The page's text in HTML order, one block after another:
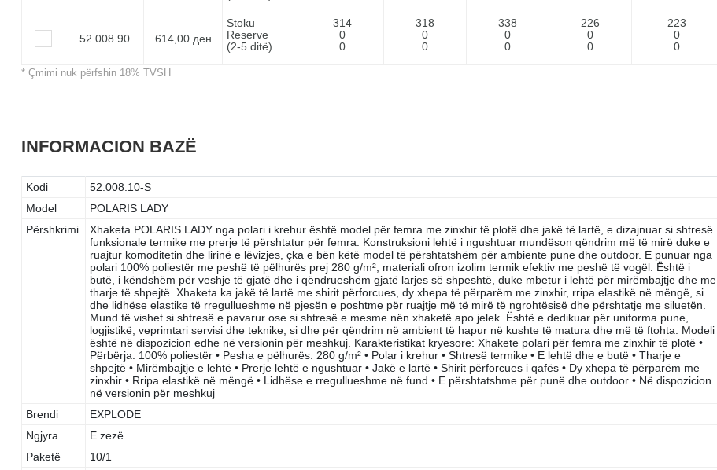
52.008.90 614,00 ден
Stoku
Reserve
(2-5 ditë)
314
0
0
318
0
0
338
0
0
226
0
0
223
0
0
* Çmimi nuk përfshin 18% TVSH
INFORMACION BAZË
Kodi
52.008.10-S
Model
POLARIS LADY
Përshkrimi
Xhaketa POLARIS LADY nga polari i krehur është model për femra me zinxhir të plotë dhe jakë të lartë, e dizajnuar si shtresë
funksionale termike me prerje të përshtatur për femra. Konstruksioni lehtë i ngushtuar mundëson qëndrim më të mirë duke e
ruajtur komoditetin dhe lirinë e lëvizjes, çka e bën këtë model të përshtatshëm për ambiente pune dhe outdoor. E punuar nga
polari 100% poliestër me peshë të pëlhurës prej 280 g/m², materiali ofron izolim termik efektiv me peshë të vogël. Është i
butë, i këndshëm për veshje të gjatë dhe i qëndrueshëm gjatë larjes së shpeshtë, duke mbetur i lehtë për mirëmbajtje dhe me
tharje të shpejtë. Xhaketa ka jakë të lartë me shirit përforcues, dy xhepa të përparëm me zinxhir, rripa elastikë në mëngë, si
dhe lidhëse elastike të rregullueshme në pjesën e poshtme për ruajtje më të mirë të ngrohtësisë dhe përshtatje me siluetën.
Mund të vishet si shtresë e pavarur ose si shtresë e mesme nën xhaketë apo jelek. Është e dedikuar për uniforma pune,
logjistikë, veprimtari servisi dhe teknike, si dhe për qëndrim në ambient të hapur në kushte të matura dhe më të ftohta. Modeli
është në dispozicion edhe në versionin për meshkuj. Karakteristikat kryesore: Xhakete polari për femra me zinxhir të plotë •
Përbërja: 100% poliestër • Pesha e pëlhurës: 280 g/m² • Polar i krehur • Shtresë termike • E lehtë dhe e butë • Tharje e
shpejtë • Mirëmbajtje e lehtë • Prerje lehtë e ngushtuar • Jakë e lartë • Shirit përforcues i qafës • Dy xhepa të përparëm me
zinxhir • Rripa elastikë në mëngë • Lidhëse e rregullueshme në fund • E përshtatshme për punë dhe outdoor • Në dispozicion
në versionin për meshkuj
Brendi
EXPLODE
Ngjyra
E zezë
Paketë
10/1